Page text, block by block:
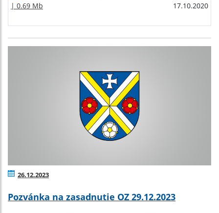
| 0.69 Mb 17.10.2020
26.12.2023
Pozvánka na zasadnutie OZ 29.12.2023